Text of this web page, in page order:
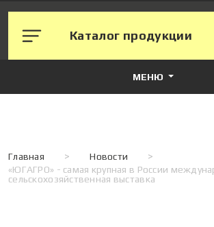
Каталог продукции
МЕНЮ
Главная > Новости
>
«ЮГАГРО» - самая крупная в России
сельскохозяйственная выставка